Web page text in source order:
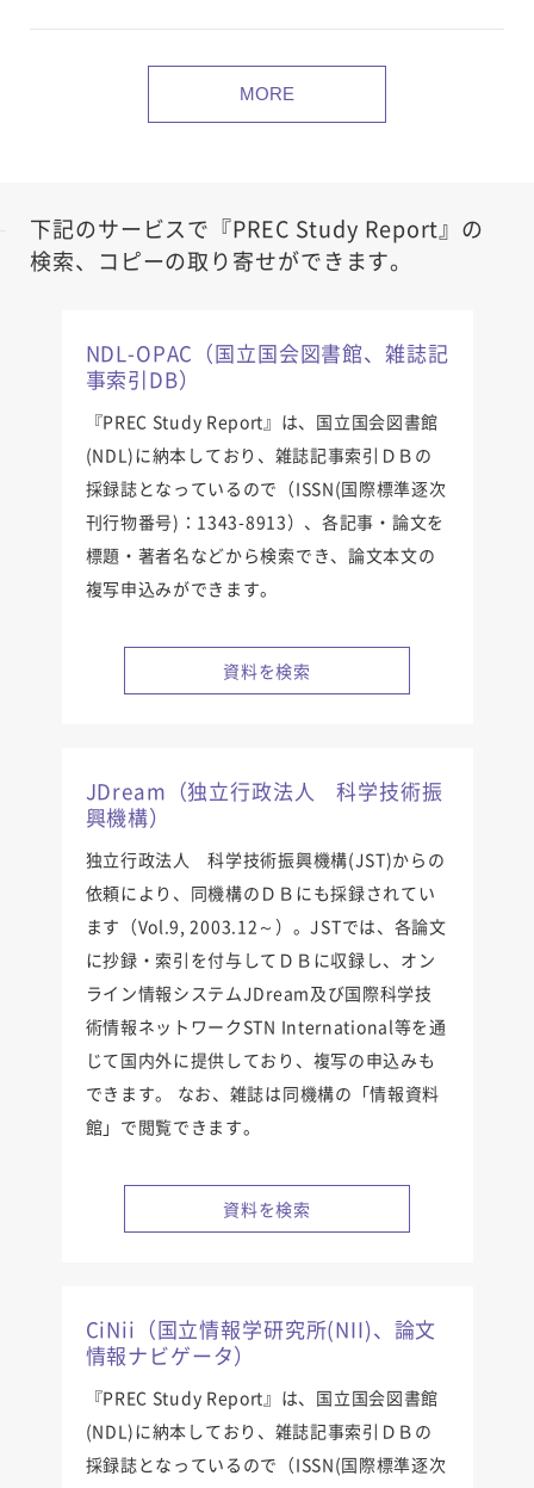
MORE
下記のサービスで『PREC Study Report』の
検索、コピーの取り寄せができます。
NDL-OPAC（国立国会図書館、雑誌記
事索引DB）
『PREC Study Report』は、国立国会図書館
(NDL)に納本しており、雑誌記事索引ＤＢの
採録誌となっているので（ISSN(国際標準逐次
刊行物番号)：1343-8913）、各記事・論文を
標題・著者名などから検索でき、論文本文の
複写申込みができます。
資料を検索
JDream（独立行政法人 科学技術振
興機構）
独立行政法人 科学技術振興機構(JST)からの
依頼により、同機構のＤＢにも採録されてい
ます（Vol.9, 2003.12～）。JSTでは、各論文
に抄録・索引を付与してＤＢに収録し、オン
ライン情報システムJDream及び国際科学技
術情報ネットワークSTN International等を通
じて国内外に提供しており、複写の申込みも
できます。 なお、雑誌は同機構の「情報資料
館」で閲覧できます。
資料を検索
CiNii（国立情報学研究所(NII)、論文
情報ナビゲータ）
『PREC Study Report』は、国立国会図書館
(NDL)に納本しており、雑誌記事索引ＤＢの
採録誌となっているので（ISSN(国際標準逐次